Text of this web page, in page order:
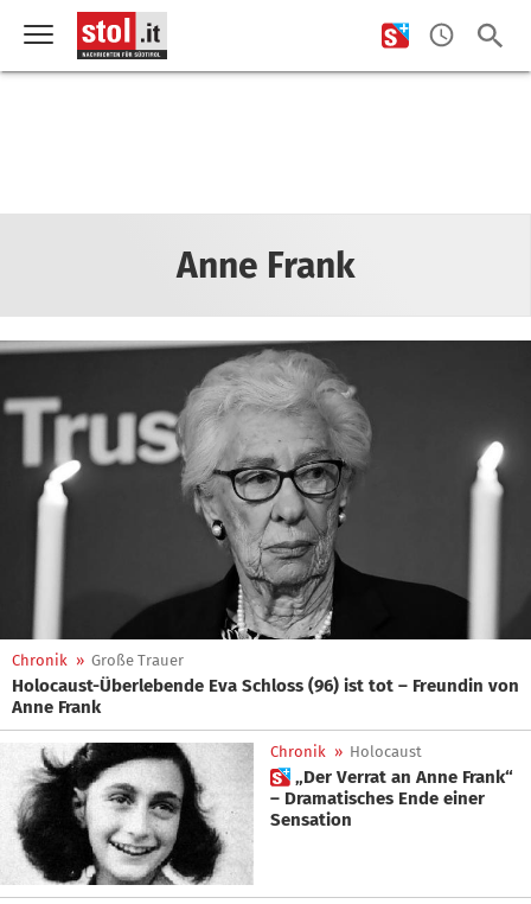
Anne Frank
Chronik » Große Trauer
Holocaust-Überlebende Eva Schloss (96) ist tot – Freundin von
Anne Frank
Chronik » Holocaust
 „Der Verrat an Anne Frank“
– Dramatisches Ende einer
Sensation